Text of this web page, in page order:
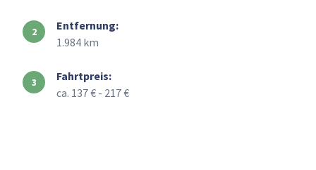
Entfernung:
1.984 km
Fahrtpreis:
ca. 137 € - 217 €